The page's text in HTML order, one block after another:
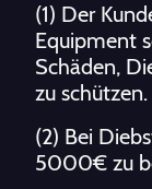
(1) Der
Equipment
Schäden,
zu schützen.
(2) Bei
5000€ zu